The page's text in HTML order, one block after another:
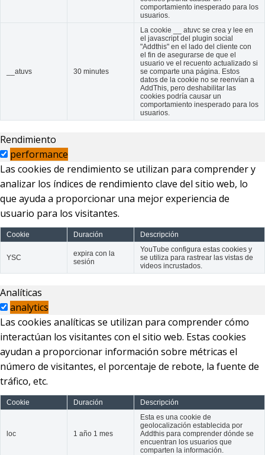
comportamiento inesperado para los
usuarios.
__atuvs 30 minutes
La cookie __ atuvc se crea y lee en
el javascript del plugin social
"Addthis" en el lado del cliente con
el fin de asegurarse de que el
usuario ve el recuento actualizado si
se comparte una página. Estos
datos de la cookie no se reenvían a
AddThis, pero deshabilitar las
cookies podría causar un
comportamiento inesperado para los
usuarios.
Rendimiento
performance
Las cookies de rendimiento se utilizan para comprender y
analizar los índices de rendimiento clave del sitio web, lo
que ayuda a proporcionar una mejor experiencia de
usuario para los visitantes.
Cookie Duración Descripción
YSC
expira con la
sesión
YouTube configura estas cookies y
se utiliza para rastrear las vistas de
videos incrustados.
Analíticas
analytics
Las cookies analíticas se utilizan para comprender cómo
interactúan los visitantes con el sitio web. Estas cookies
ayudan a proporcionar información sobre métricas el
número de visitantes, el porcentaje de rebote, la fuente de
tráfico, etc.
Cookie Duración Descripción
loc 1 año 1 mes
Esta es una cookie de
geolocalización establecida por
Addthis para comprender dónde se
encuentran los usuarios que
comparten la información.